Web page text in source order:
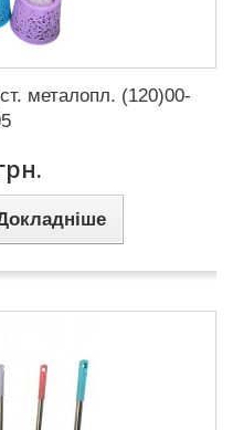
металопл. (120)00-